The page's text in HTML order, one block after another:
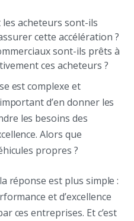
acheteurs sont-ils
cette accélération ?
sont-ils prêts à
ces acheteurs ?
est complexe et
d’en donner les
les besoins des
Alors que
propres ?
réponse est plus simple :
et d’excellence
ces entreprises. Et c’est